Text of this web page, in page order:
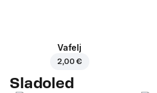
Vafelj
2,00 €
Sladoled